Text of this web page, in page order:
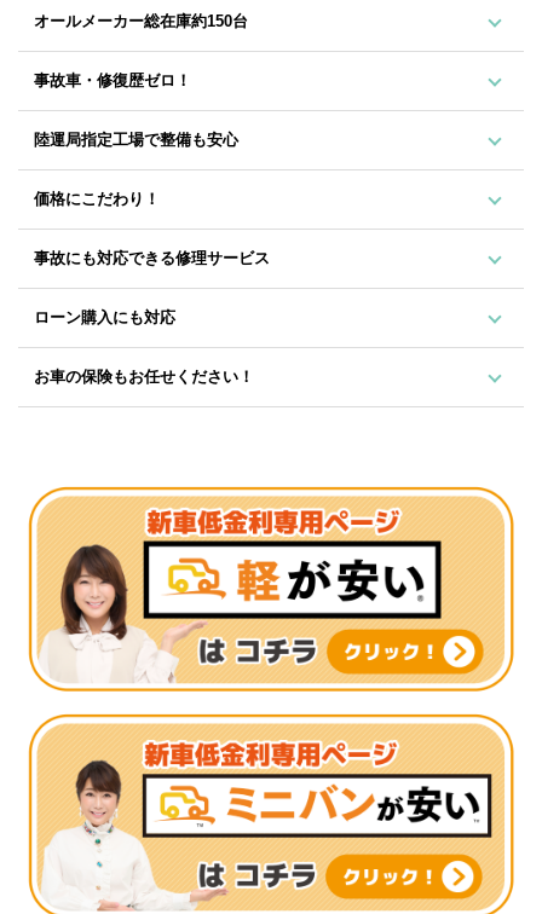
オールメーカー総在庫約150台
事故車・修復歴ゼロ！
陸運局指定工場で整備も安心
価格にこだわり！
事故にも対応できる修理サービス
ローン購入にも対応
お車の保険もお任せください！